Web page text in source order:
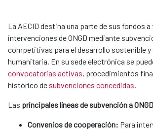
La AECID destina una parte de sus fondos
intervenciones de ONGD mediante
competitivas para el desarrollo sostenible y
humanitaria. En su sede electrónica se
convocatorias activas, procedimientos
histórico de subvenciones concedidas.
Las principales líneas de subvención a ONGD
Convenios de cooperación: Para